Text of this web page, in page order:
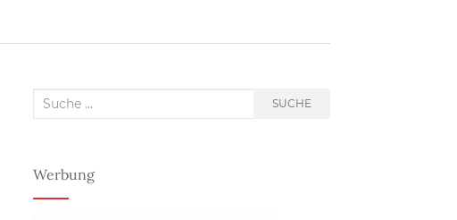
Suche
SUCHE
Werbung